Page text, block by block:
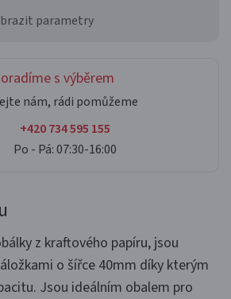
parametry
s výběrem
nám, rádi pomůžeme
+420 734 595 155
Po - Pá: 07:30-16:00
z kraftového papíru, jsou
o šířce 40mm díky kterým
Jsou ideálním obalem pro